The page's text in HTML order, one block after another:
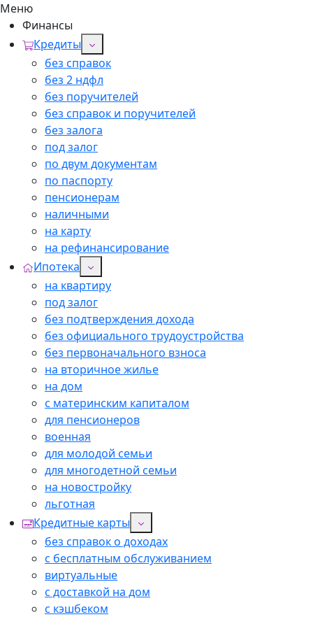
Меню
Финансы
Кредиты
без справок
без 2 ндфл
без поручителей
без справок и поручителей
без залога
под залог
по двум документам
по паспорту
пенсионерам
наличными
на карту
на рефинансирование
Ипотека
на квартиру
под залог
без подтверждения дохода
без официального трудоустройства
без первоначального взноса
на вторичное жилье
на дом
с материнским капиталом
для пенсионеров
военная
для молодой семьи
для многодетной семьи
на новостройку
льготная
Кредитные карты
без справок о доходах
с бесплатным обслуживанием
виртуальные
с доставкой на дом
с кэшбеком